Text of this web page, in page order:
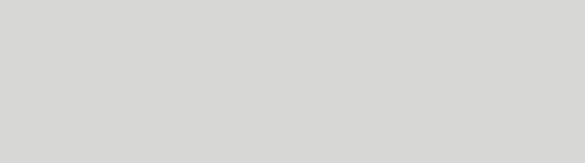
[GK] No More Room in
[GK] Un chatbot Atelier
[GK] Mémoire cash -
[GK] Nvidia : le prix des
[GK] Suikoden Star Leap
[Mo5] La mini borne